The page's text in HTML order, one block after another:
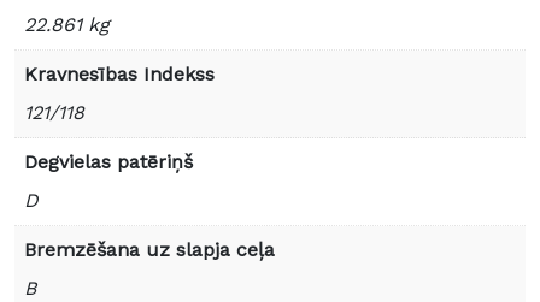
22.861 kg
Kravnesības Indekss
121/118
Degvielas patēriņš
D
Bremzēšana uz slapja ceļa
B